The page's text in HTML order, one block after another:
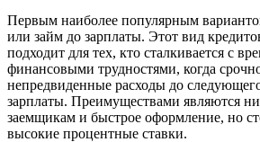
Первым наиболее популярным
или займ до зарплаты. Этот вид
подходит для тех, кто сталкивается с
финансовыми трудностями, когда
непредвиденные расходы до
зарплаты. Преимуществами являются
заемщикам и быстрое оформление, но
высокие процентные ставки.